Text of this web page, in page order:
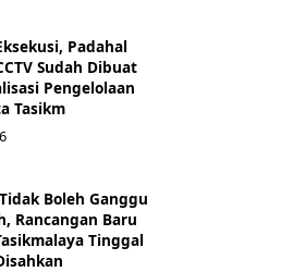
Padahal
Sudah Dibuat
Pengelolaan
Tasikm
Boleh Ganggu
Rancangan Baru
Tinggal